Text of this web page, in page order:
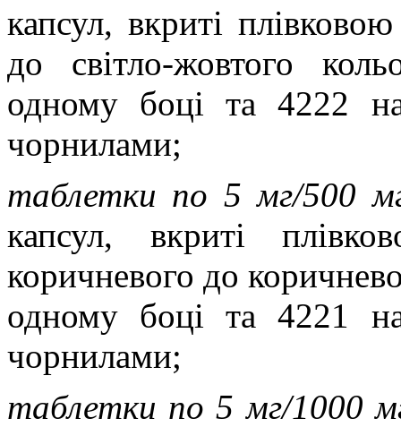
капсул, вкриті
до світло-жовтого
одному боці та 4222
чорнилами;
таблетки по 5 мг/500
капсул, вкриті
коричневого до
одному боці та 4221
чорнилами;
таблетки по 5 мг/1000